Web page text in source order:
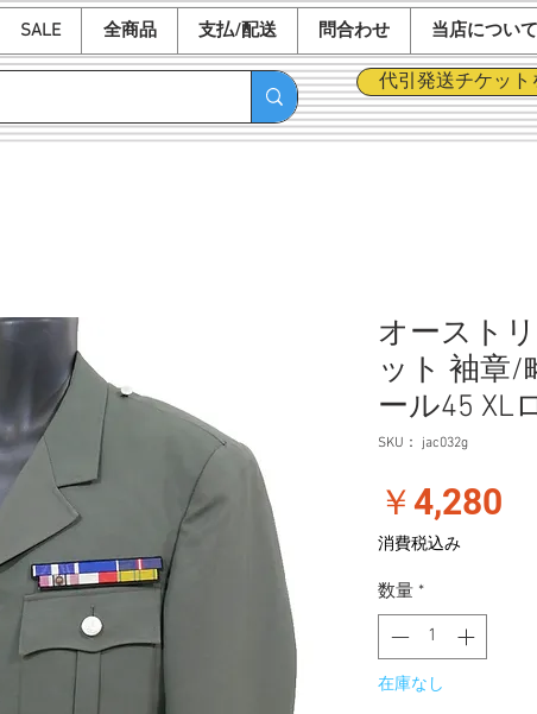
SALE 全商品 支払/配送 問合わせ 当店について
代引発送チケッ
オースト
ット 袖章/
ール45 XL
SKU： jac032g
￥4,280
消費税込み
数量 *
在庫なし